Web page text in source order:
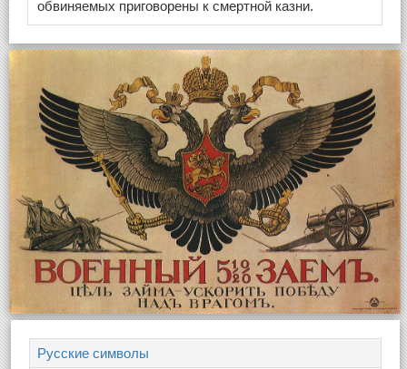
обвиняемых приговорены к смертной казни.
Русские символы